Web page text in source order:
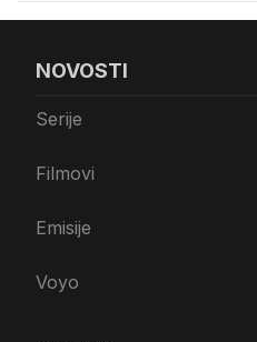
NOVOSTI
Serije
Filmovi
Emisije
Voyo